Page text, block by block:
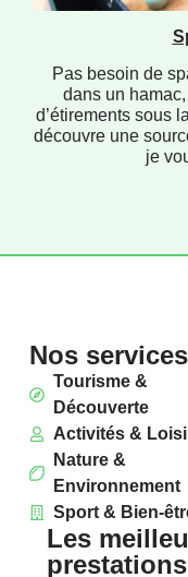
Pas besoin de
dans un
d’étirements sous
découvre une
je
Nos services
Tourisme &
Découverte
Activités &
Nature &
Environnement
Sport & Bien-
Les
prestations